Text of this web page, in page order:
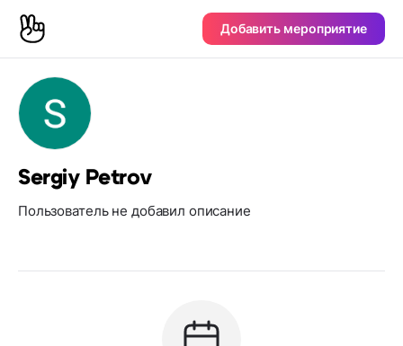
Добавить мероприятие
Sergiy Petrov
Пользователь не добавил описание